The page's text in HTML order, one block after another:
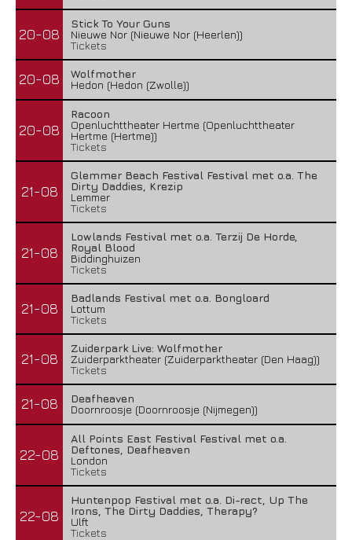
20-08
Stick To Your Guns
Nieuwe Nor (Nieuwe Nor (Heerlen))
Tickets
20-08
Wolfmother
Hedon (Hedon (Zwolle))
20-08
Racoon
Openluchttheater Hertme (Openluchttheater
Hertme (Hertme))
Tickets
21-08
Glemmer Beach Festival Festival met o.a. The
Dirty Daddies, Krezip
Lemmer
Tickets
21-08
Lowlands Festival met o.a. Terzij De Horde,
Royal Blood
Biddinghuizen
Tickets
21-08
Badlands Festival met o.a. Bongloard
Lottum
Tickets
21-08
Zuiderpark Live: Wolfmother
Zuiderparktheater (Zuiderparktheater (Den Haag))
Tickets
21-08
Deafheaven
Doornroosje (Doornroosje (Nijmegen))
22-08
All Points East Festival Festival met o.a.
Deftones, Deafheaven
London
Tickets
22-08
Huntenpop Festival met o.a. Di-rect, Up The
Irons, The Dirty Daddies, Therapy?
Ulft
Tickets